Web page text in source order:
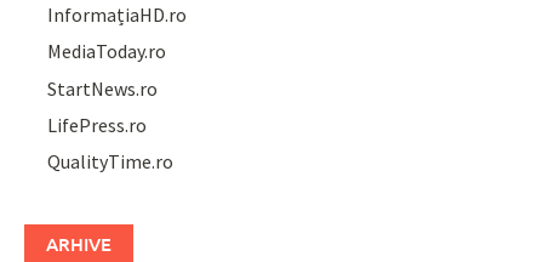
InformațiaHD.ro
MediaToday.ro
StartNews.ro
LifePress.ro
QualityTime.ro
ARHIVE